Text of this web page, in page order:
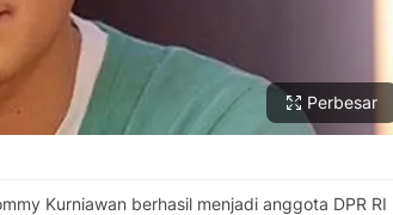
Perbesar
Kurniawan berhasil menjadi anggota DPR RI